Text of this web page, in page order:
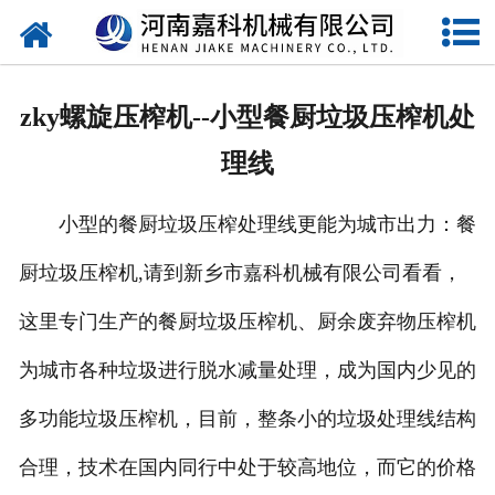
网站首页
视频中心
压榨机导购图
公司业绩
联系我们
zky螺旋压榨机--小型餐厨垃圾压榨机处
理线
小型的餐厨垃圾压榨处理线更能为城市出力：餐
厨垃圾压榨机,请到新乡市嘉科机械有限公司看看，
这里专门生产的餐厨垃圾压榨机、厨余废弃物压榨机
为城市各种垃圾进行脱水减量处理，成为国内少见的
多功能垃圾压榨机，目前，整条小的垃圾处理线结构
合理，技术在国内同行中处于较高地位，而它的价格